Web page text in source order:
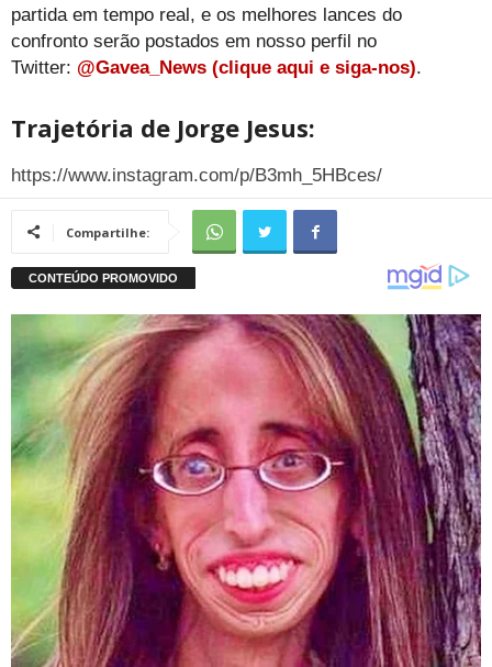
partida em tempo real, e os melhores lances do
confronto serão postados em nosso perfil no
Twitter: @Gavea_News (clique aqui e siga-nos).
Trajetória de Jorge Jesus:
https://www.instagram.com/p/B3mh_5HBces/
Compartilhe: